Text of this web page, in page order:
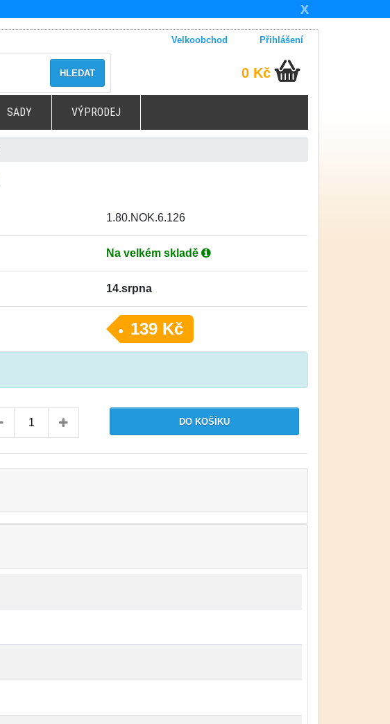
X
Velkoobchod Přihlášení
HLEDAT 0 Kč
SADY VÝPRODEJ
1.80.NOK.6.126
Na velkém skladě
14.srpna
139 Kč